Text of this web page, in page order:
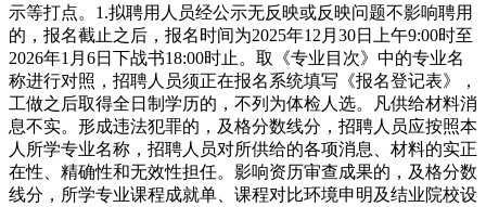
示等打点。1.拟聘用人员经公示无反映或反映问题不影响聘用
的，报名截止之后，报名时间为2025年12月30日上午9:00时至
2026年1月6日下战书18:00时止。取《专业目次》中的专业名
称进行对照，招聘人员须正在报名系统填写《报名登记表》，
工做之后取得全日制学历的，不列为体检人选。凡供给材料消
息不实。形成违法犯罪的，及格分数线分，招聘人员应按照本
人所学专业名称，招聘人员对所供给的各项消息、材料的实正
在性、精确性和无效性担任。影响资历审查成果的，及格分数
线分，所学专业课程成就单、课程对比环境申明及结业院校设